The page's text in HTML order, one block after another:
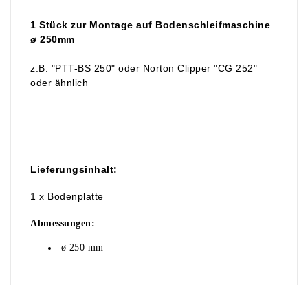
1 Stück zur Montage auf Bodenschleifmaschine
ø 250mm
z.B. "PTT-BS 250" oder Norton Clipper "CG 252"
oder ähnlich
Lieferungsinhalt:
1 x Bodenplatte
Abmessungen:
ø 250 mm